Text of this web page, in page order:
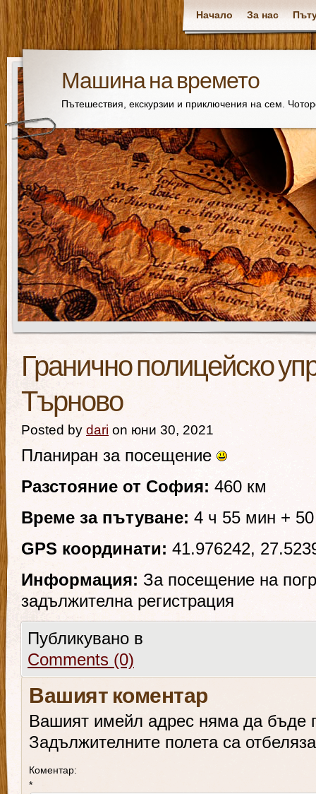
Начало За нас
Машина на времето
Пътешествия, екскурзии и приключения на сем.
Гранично полицейско
Търново
Posted by dari on юни 30, 2021
Планиран за посещение
Разстояние от София: 460 км
Време за пътуване: 4 ч 55 мин +
GPS координати: 41.976242,
Информация: За посещение на
задължителна регистрация
Публикувано в
Comments (0)
Вашият коментар
Вашият имейл адрес няма да бъде
Задължителните полета са
Коментар:
*